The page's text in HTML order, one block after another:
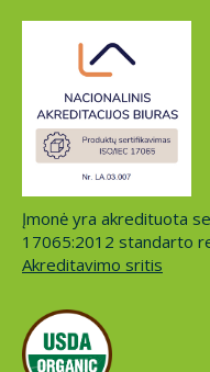
Įmonė yra akredituota
17065:2012 standarto
Akreditavimo sritis